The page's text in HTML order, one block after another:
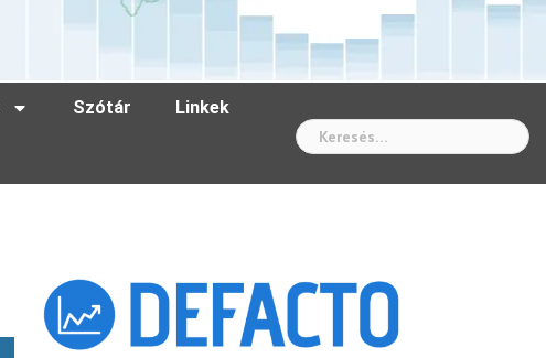
Szótár Linkek